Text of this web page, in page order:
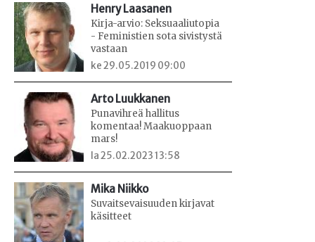
Henry Laasanen
Kirja-arvio: Seksuaaliutopia
- Feministien sota sivistystä
vastaan
ke 29.05.2019 09:00
Arto Luukkanen
Punavihreä hallitus
komentaa! Maakuoppaan
mars!
la 25.02.2023 13:58
Mika Niikko
Suvaitsevaisuuden kirjavat
käsitteet